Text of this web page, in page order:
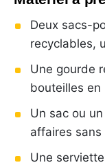
Deux sacs-
recyclables,
Une gourde
bouteilles en
Un sac ou
affaires
Une